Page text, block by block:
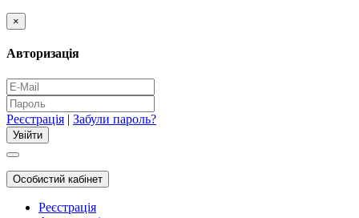
×
Авторизація
Реєстрація | Забули пароль?
Особистий кабінет
Реєстрація